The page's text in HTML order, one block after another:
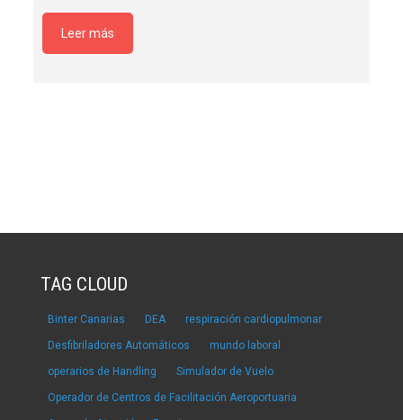
Leer más
TAG CLOUD
Binter Canarias DEA respiración cardiopulmonar
Desfibriladores Automáticos mundo laboral
operarios de Handling Simulador de Vuelo
Operador de Centros de Facilitación Aeroportuaria